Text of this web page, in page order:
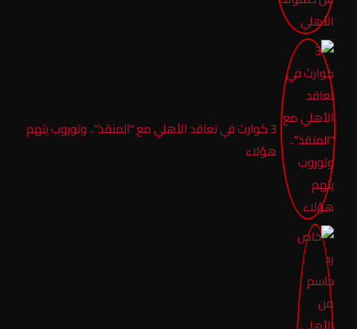
3 كوارث في تعاقد الأهلي مع “المنقذ”.. وتوروب يتهم
هؤلاء